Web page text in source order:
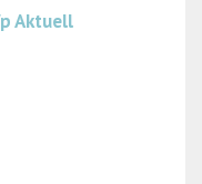
Aktuell